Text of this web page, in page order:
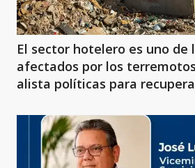
El sector hotelero es uno de
afectados por los
alista políticas para